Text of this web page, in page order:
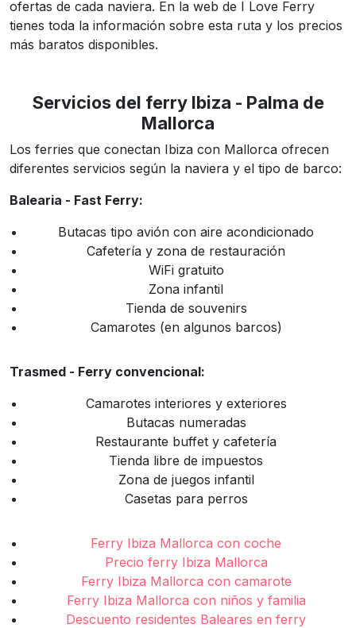
ofertas de cada naviera. En la web de I Love Ferry
tienes toda la información sobre esta ruta y los precios
más baratos disponibles.
Servicios del ferry Ibiza - Palma de
Mallorca
Los ferries que conectan Ibiza con Mallorca ofrecen
diferentes servicios según la naviera y el tipo de barco:
Balearia - Fast Ferry:
Butacas tipo avión con aire acondicionado
Cafetería y zona de restauración
WiFi gratuito
Zona infantil
Tienda de souvenirs
Camarotes (en algunos barcos)
Trasmed - Ferry convencional:
Camarotes interiores y exteriores
Butacas numeradas
Restaurante buffet y cafetería
Tienda libre de impuestos
Zona de juegos infantil
Casetas para perros
Ferry Ibiza Mallorca con coche
Precio ferry Ibiza Mallorca
Ferry Ibiza Mallorca con camarote
Ferry Ibiza Mallorca con niños y familia
Descuento residentes Baleares en ferry